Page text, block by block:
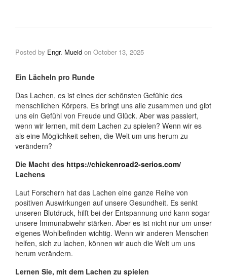
Posted by Engr. Mueid on October 13, 2025
Ein Lächeln pro Runde
Das Lachen, es ist eines der schönsten Gefühle des
menschlichen Körpers. Es bringt uns alle zusammen und gibt
uns ein Gefühl von Freude und Glück. Aber was passiert,
wenn wir lernen, mit dem Lachen zu spielen? Wenn wir es
als eine Möglichkeit sehen, die Welt um uns herum zu
verändern?
Die Macht des https://chickenroad2-serios.com/
Lachens
Laut Forschern hat das Lachen eine ganze Reihe von
positiven Auswirkungen auf unsere Gesundheit. Es senkt
unseren Blutdruck, hilft bei der Entspannung und kann sogar
unsere Immunabwehr stärken. Aber es ist nicht nur um unser
eigenes Wohlbefinden wichtig. Wenn wir anderen Menschen
helfen, sich zu lachen, können wir auch die Welt um uns
herum verändern.
Lernen Sie, mit dem Lachen zu spielen